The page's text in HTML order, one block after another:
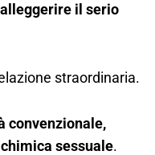
il serio
straordinaria.
convenzionale,
sessuale.